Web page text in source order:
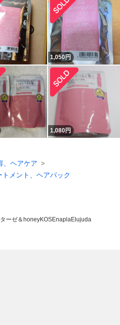
1,050円
1,080円
、ヘアケア
トメント、ヘアパック
ーゼ＆honeyKOSEnaplaElujuda